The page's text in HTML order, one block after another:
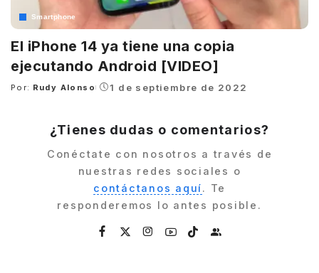
Smartphone
El iPhone 14 ya tiene una copia
ejecutando Android [VIDEO]
Posted
Por: Rudy Alonso 1 de septiembre de 2022
¿Tienes dudas o comentarios?
Conéctate con nosotros a través de
nuestras redes sociales o
contáctanos aquí. Te
responderemos lo antes posible.